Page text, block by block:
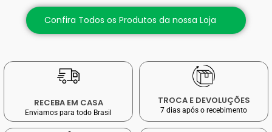
Confira Todos os Produtos da nossa Loja
RECEBA EM CASA
Enviamos para todo Brasil
TROCA E DEVOLUÇÕES
7 dias após o recebimento